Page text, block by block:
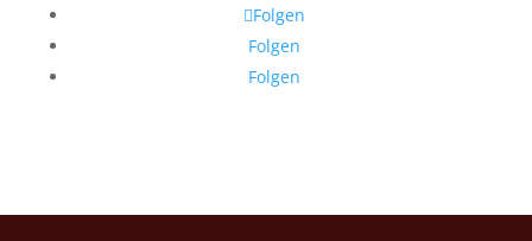
Folgen
Folgen
Folgen